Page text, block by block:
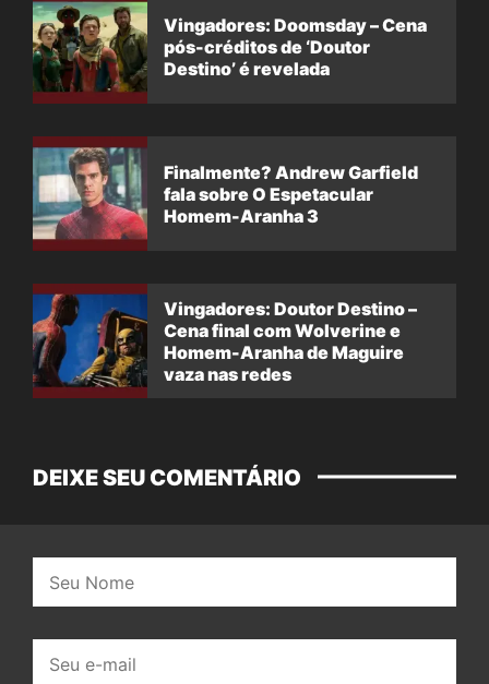
Vingadores: Doomsday – Cena
pós-créditos de ‘Doutor
Destino’ é revelada
Finalmente? Andrew Garfield
fala sobre O Espetacular
Homem-Aranha 3
Vingadores: Doutor Destino –
Cena final com Wolverine e
Homem-Aranha de Maguire
vaza nas redes
DEIXE SEU COMENTÁRIO
mail: